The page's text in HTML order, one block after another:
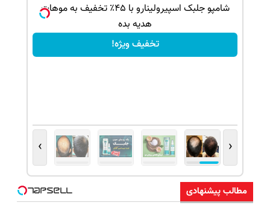
شامپو جلبک اسپیرولینارو با ۴۵٪ تخفیف به موهات
هدیه بده
تخفیف ویژه!
‹
›
مطالب پیشنهادی